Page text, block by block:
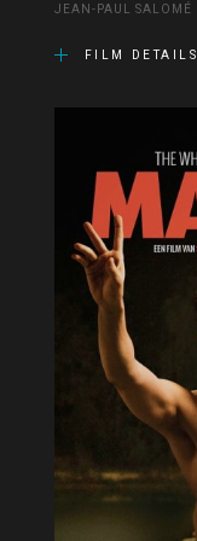
JEAN-PAUL SALOMÉ
FILM DETAILS